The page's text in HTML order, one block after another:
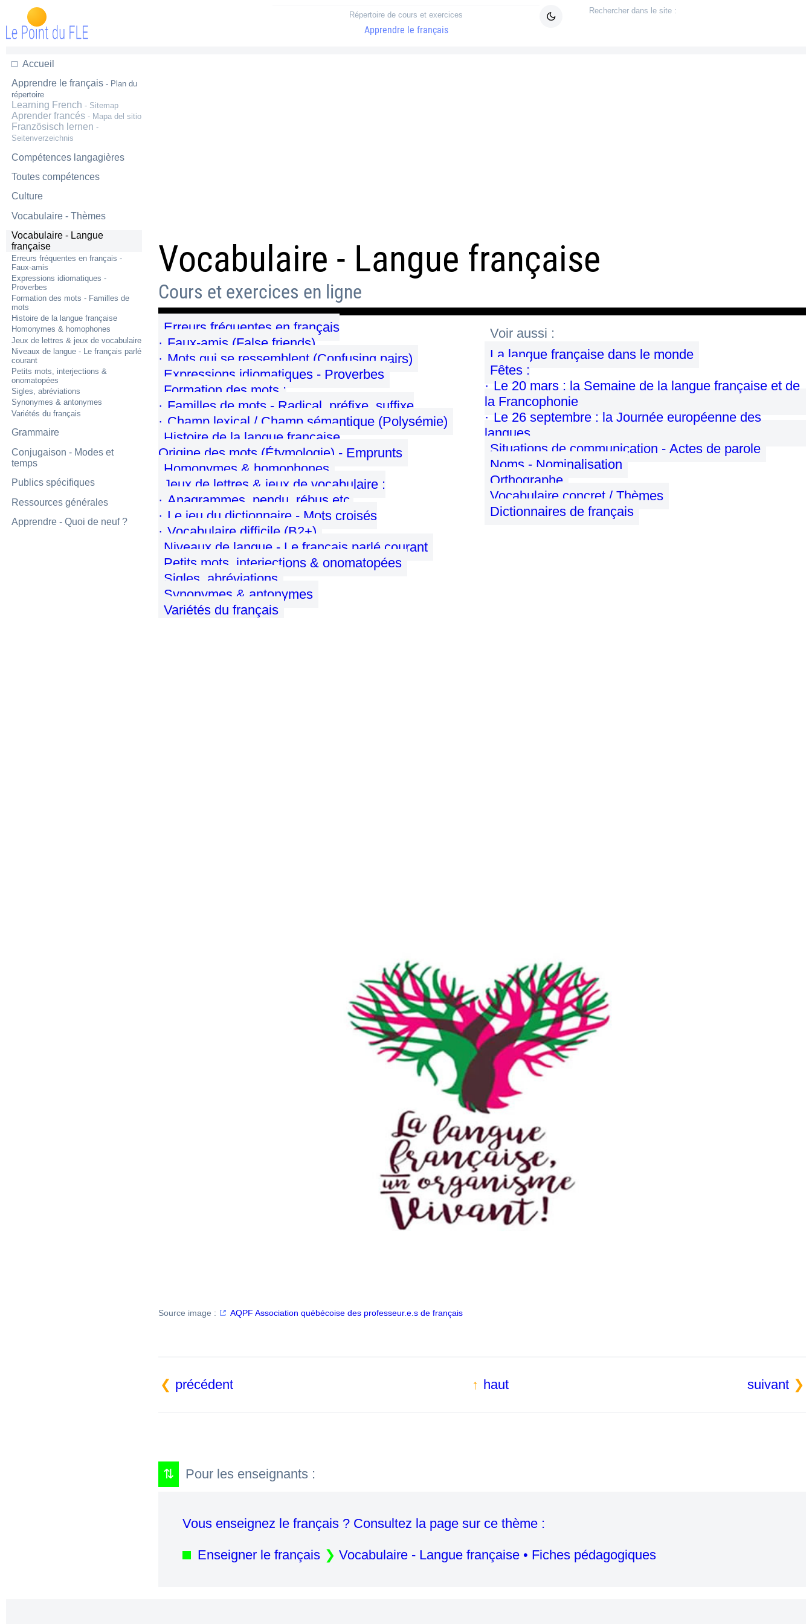
Répertoire de cours et exercices
Apprendre le français
Accueil
Apprendre le français - Plan du
répertoire
Learning French - Sitemap
Aprender francés - Mapa del sitio
Französisch lernen -
Seitenverzeichnis
Compétences langagières
Toutes compétences
Culture
Vocabulaire - Thèmes
Vocabulaire - Langue
française
Erreurs fréquentes en français -
Faux-amis
Expressions idiomatiques -
Proverbes
Formation des mots - Familles de
mots
Histoire de la langue française
Homonymes & homophones
Jeux de lettres & jeux de vocabulaire
Niveaux de langue - Le français parlé
courant
Petits mots, interjections &
onomatopées
Sigles, abréviations
Synonymes & antonymes
Variétés du français
Grammaire
Conjugaison - Modes et
temps
Publics spécifiques
Ressources générales
Apprendre - Quoi de neuf ?
Vocabulaire - Langue française
Cours et exercices en ligne
Erreurs fréquentes en français
Faux-amis (False friends)
Mots qui se ressemblent (Confusing pairs)
Expressions idiomatiques - Proverbes
Formation des mots :
Familles de mots - Radical, préfixe, suffixe
Champ lexical / Champ sémantique (Polysémie)
Histoire de la langue française
Origine des mots (Étymologie) - Emprunts
Homonymes & homophones
Jeux de lettres & jeux de vocabulaire :
Anagrammes, pendu, rébus etc.
Le jeu du dictionnaire - Mots croisés
Vocabulaire difficile (B2+)
Niveaux de langue - Le français parlé courant
Petits mots, interjections & onomatopées
Sigles, abréviations
Synonymes & antonymes
Variétés du français
Voir aussi :
La langue française dans le monde
Fêtes :
Le 20 mars : la Semaine de la langue française et de
la Francophonie
Le 26 septembre : la Journée européenne des
langues
Situations de communication - Actes de parole
Noms - Nominalisation
Orthographe
Vocabulaire concret / Thèmes
Dictionnaires de français
Source image : AQPF Association québécoise des professeur.e.s de français
précédent haut suivant
Pour les enseignants :
Vous enseignez le français ? Consultez la page sur ce thème :
Enseigner le français Vocabulaire - Langue française • Fiches pédagogiques